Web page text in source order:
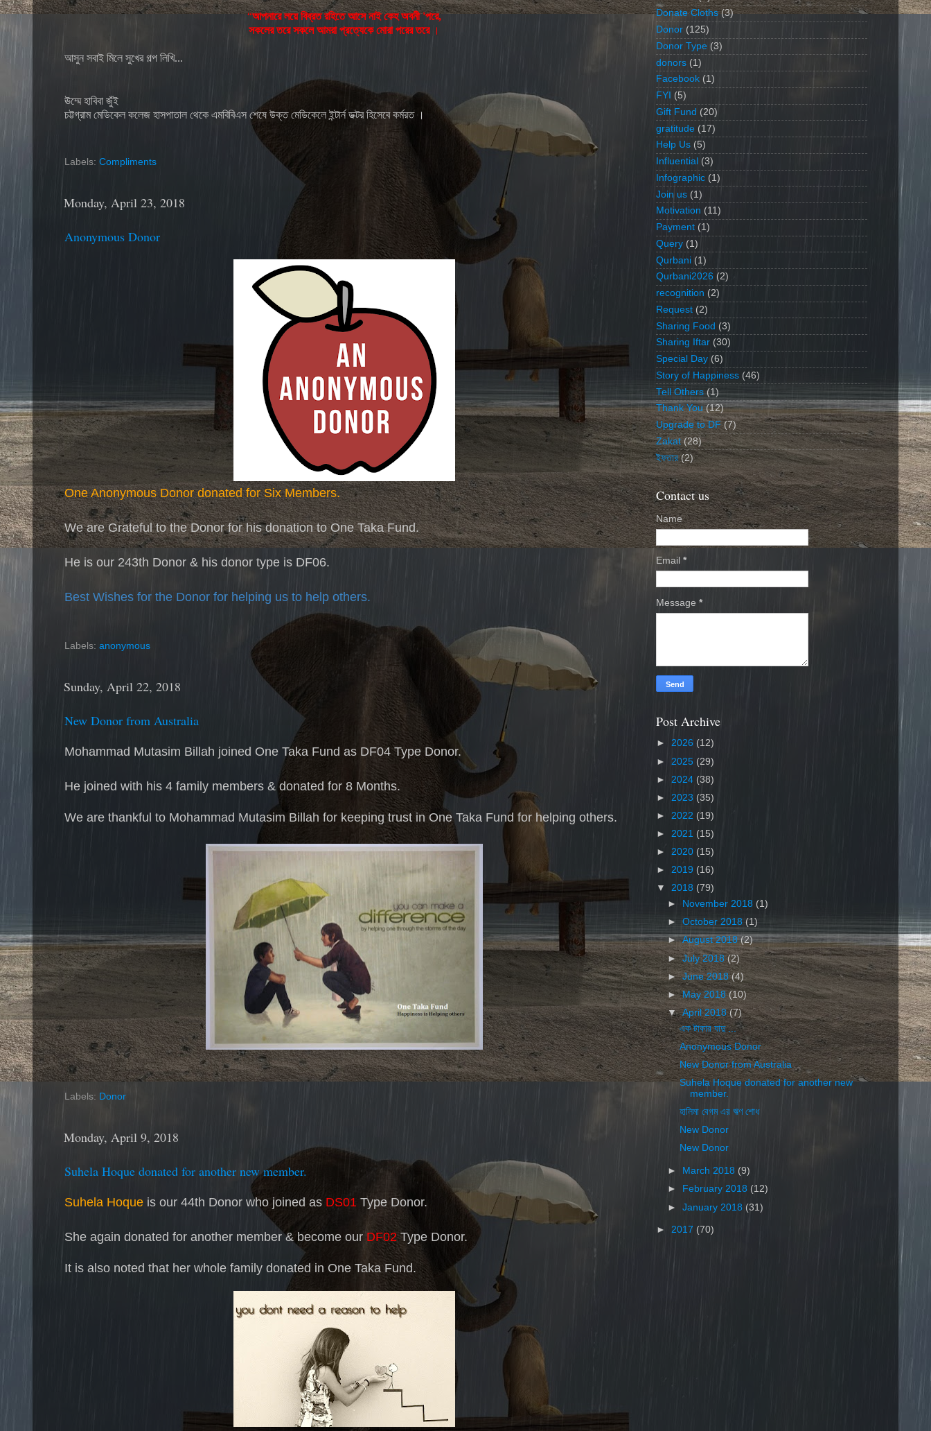
“আপনারে লয়ে বিব্রত রহিতে আসে নাই কেহ অবনী 'পরে,
সকলের তরে সকলে আমরা প্রত্যেকে মোরা পরের তরে ।
আসুন সবাই মিলে সুখের গল্প লিখি...
ঊম্মে হাবিবা জুঁই
চট্টগ্রাম মেডিকেল কলেজ হাসপাতাল থেকে এমবিবিএস শেষে উক্ত মেডিকেলে ইন্টার্ন ডক্টর হিসেবে কর্মরত ।
Labels: Compliments
Monday, April 23, 2018
Anonymous Donor
One Anonymous Donor donated for Six Members.
We are Grateful to the Donor for his donation to One Taka Fund.
He is our 243th Donor & his donor type is DF06.
Best Wishes for the Donor for helping us to help others.
Labels: anonymous
Sunday, April 22, 2018
New Donor from Australia
Mohammad Mutasim Billah joined One Taka Fund as DF04 Type Donor.
He joined with his 4 family members & donated for 8 Months.
We are thankful to Mohammad Mutasim Billah for keeping trust in One Taka Fund for helping others.
Labels: Donor
Monday, April 9, 2018
Suhela Hoque donated for another new member.
Suhela Hoque is our 44th Donor who joined as DS01 Type Donor.
She again donated for another member & become our DF02Type Donor.
It is also noted that her whole family donated in One Taka Fund.
Donate Cloths (3)
Donor (125)
Donor Type (3)
donors (1)
Facebook (1)
FYI (5)
Gift Fund (20)
gratitude (17)
Help Us (5)
Influential (3)
Infographic (1)
Join us (1)
Motivation (11)
Payment (1)
Query (1)
Qurbani (1)
Qurbani2026 (2)
recognition (2)
Request (2)
Sharing Food (3)
Sharing Iftar (30)
Special Day (6)
Story of Happiness (46)
Tell Others (1)
Thank You (12)
Upgrade to DF (7)
Zakat (28)
ইফতার (2)
Contact us
Name
Email *
Message *
Post Archive
► 2026 (12)
► 2025 (29)
► 2024 (38)
► 2023 (35)
► 2022 (19)
► 2021 (15)
► 2020 (15)
► 2019 (16)
▼ 2018 (79)
►
November 2018 (1)
►October 2018(1)
►August 2018(2)
►July 2018(2)
►June 2018(4)
►May 2018(10)
▼April 2018(7)
এক টাকার যাদু ...
Anonymous Donor
New Donor from Australia
Suhela Hoque donated for another new
member.
হালিমা বেগম এর ঋণ শোধ
New Donor
New Donor
► March 2018 (9)
►
February 2018 (12)
►January 2018 (31)
► 2017 (70)